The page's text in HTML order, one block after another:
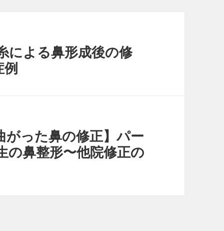
による鼻形成後の修
例
がった鼻の修正】パー
の鼻整形〜他院修正の